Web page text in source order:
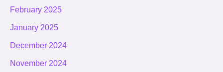
February 2025
January 2025
December 2024
November 2024